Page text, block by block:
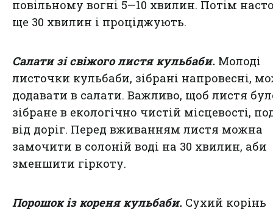
повільному вогні 5—10 хвилин. Потім
ще 30 хвилин і проціджують.
Салати зі свіжого листя кульбаби. Молоді
листочки кульбаби, зібрані напровесні,
додавати в салати. Важливо, щоб листя
зібране в екологічно чистій місцевості,
від доріг. Перед вживанням листя можна
замочити в солоній воді на 30 хвилин, аби
зменшити гіркоту.
Порошок із кореня кульбаби. Сухий корінь